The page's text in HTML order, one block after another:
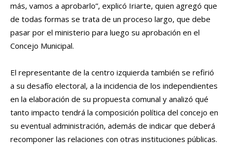
más, vamos a aprobarlo”, explicó Iriarte, quien agregó que
de todas formas se trata de un proceso largo, que debe
pasar por el ministerio para luego su aprobación en el
Concejo Municipal.
El representante de la centro izquierda también se refirió
a su desafío electoral, a la incidencia de los independientes
en la elaboración de su propuesta comunal y analizó qué
tanto impacto tendrá la composición política del concejo en
su eventual administración, además de indicar que deberá
recomponer las relaciones con otras instituciones públicas.